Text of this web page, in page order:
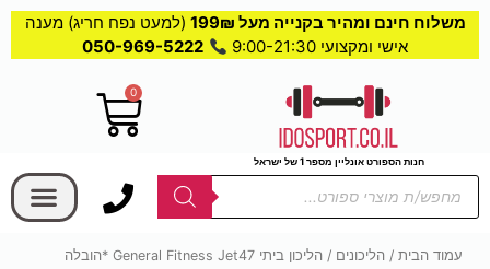
משלוח חינם ומהיר בקנייה מעל 199₪
(למעט נפח חריג) מענה
אישי ומקצועי 9:00-21:30
050-969-5222
חנות הספורט אונליין מספר 1 של ישראל
0
עגלת
קניות
Products
search
עמוד הבית / הליכונים
/ הליכון ביתי General Fitness Jet47 *הובלה